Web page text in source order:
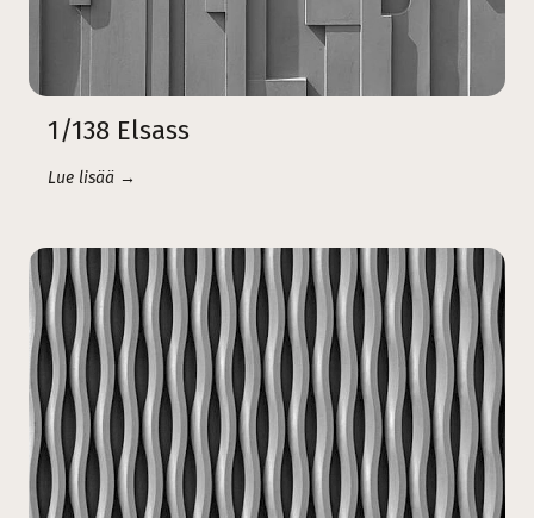
1/138 Elsass
Lue lisää →